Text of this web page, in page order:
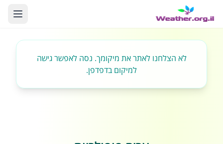
לא הצלחנו לאתר את מיקומך. נסה לאפשר גישה
למיקום בדפדפן.